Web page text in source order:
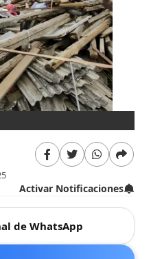
Activar Notificaciones
de WhatsApp